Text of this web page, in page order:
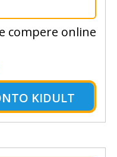
compere online
KIDULT